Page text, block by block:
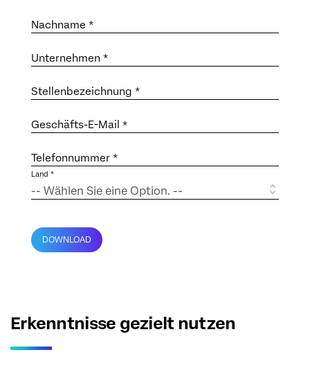
Nachname *
Unternehmen *
Stellenbezeichnung *
Geschäfts-E-Mail *
Telefonnummer *
Land *
DOWNLOAD
Erkenntnisse gezielt nutzen